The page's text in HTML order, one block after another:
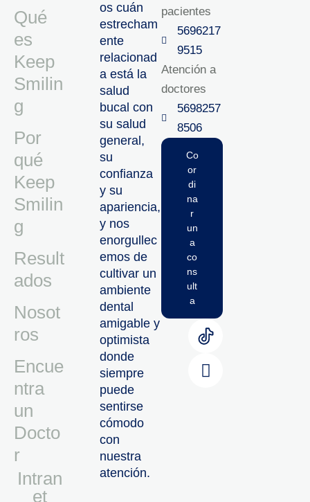
Qué
es
Keep
Smilin
g
Por
qué
Keep
Smilin
g
Result
ados
Nosot
ros
Encue
ntra
un
Docto
r
Intran
Et
os cuán
estrecham
ente
relacionad
a está la
salud
bucal con
su salud
general,
su
confianza
y su
apariencia,
y nos
enorgullec
emos de
cultivar un
ambiente
dental
amigable y
optimista
donde
siempre
puede
sentirse
cómodo
con
nuestra
atención.
pacientes
5696217
9515‬
Atención a
doctores
5698257
8506‬
Co
or
di
na
r
un
a
co
ns
ult
a